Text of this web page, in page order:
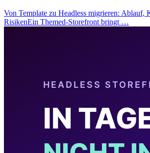
Von Template zu Headless migrieren: Ablauf,
RisikenEin Themed-Storefront bringt …